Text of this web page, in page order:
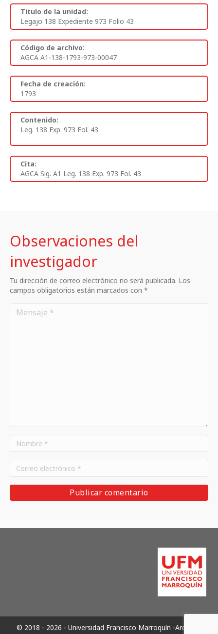
Titulo de la unidad:
Legajo 138 Expediente 973 Folio 43
Código de archivo:
AGCA A1-138-1793-973-00047
Fecha de creación:
1793
Contenido:
Leg. 138 Exp. 973 Fol. 43
Cita:
AGCA Sig. A1 Leg. 138 Exp. 973 Fol. 43
Observaciones del
investigador
Tu dirección de correo electrónico no será publicada. Los
campos obligatorios están marcados con *
© 2018 - 2026 - Universidad Francisco Marroquín -Archivos